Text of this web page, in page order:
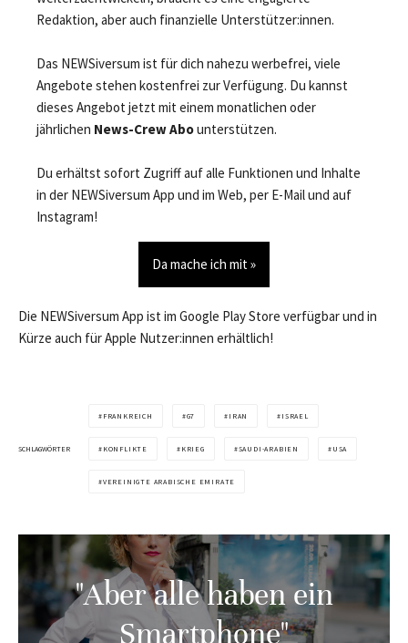
Redaktion, aber auch finanzielle Unterstützer:innen.
Das NEWSiversum ist für dich nahezu werbefrei, viele
Angebote stehen kostenfrei zur Verfügung. Du kannst
dieses Angebot jetzt mit einem monatlichen oder
jährlichen News-Crew Abounterstützen.
Du erhältst sofort Zugriff auf alle Funktionen und Inhalte
in der NEWSiversum App und im Web, per E-Mail und auf
Instagram!
Da mache ich mit »
Die NEWSiversum App ist im Google Play Store verfügbar und in
Kürze auch für Apple Nutzer:innen erhältlich!
SCHLAGWÖRTER
FRANKREICH G7 IRAN ISRAEL
KONFLIKTE KRIEG SAUDI-ARABIEN USA
VEREINIGTE ARABISCHE EMIRATE
"Aber alle haben ein
Smartphone"